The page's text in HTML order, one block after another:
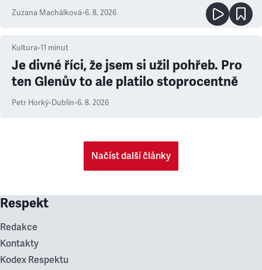
Zuzana Machálková•6. 8. 2026
Kultura•11 minut
Je divné říci, že jsem si užil pohřeb. Pro
ten Glenův to ale platilo stoprocentně
Petr Horký•Dublin•6. 8. 2026
Načíst další články
Respekt
Redakce
Kontakty
Kodex Respektu